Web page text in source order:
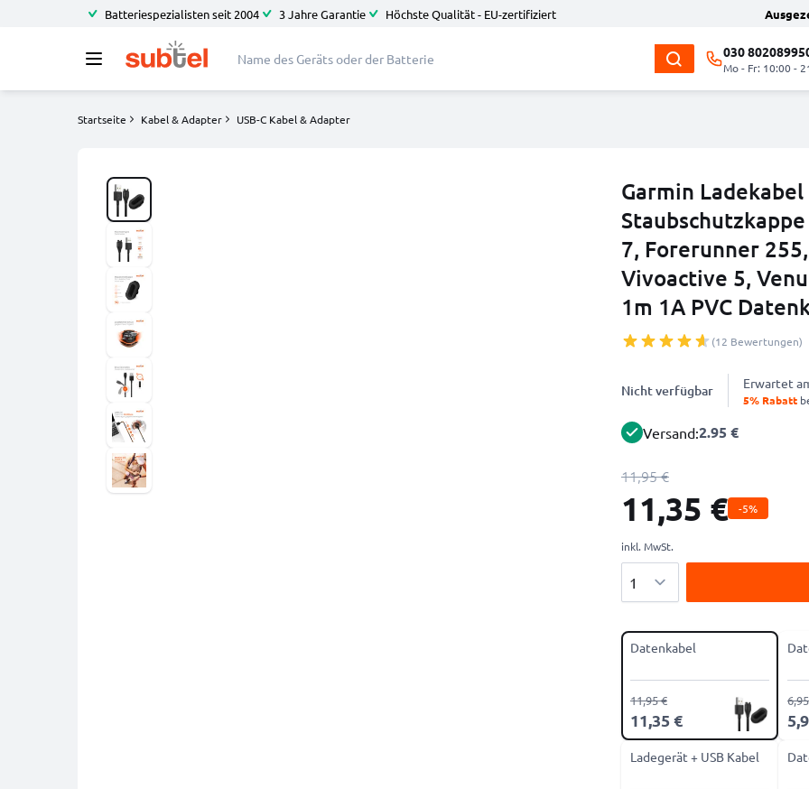
Batteriespezialisten seit 2004 3 Jahre Garantie Höchste Qualität - EU-zertifiziert
030
Mo - Fr: 10:00 -
Startseite Kabel & Adapter USB-C Kabel & Adapter
Garmin
7, Forerunner
Vivoactive 5,
1m 1A PVC
(12 Bewertungen)
Nicht verfügbar Erwartet
5% Rabatt
Versand:2.95 €
11,95 €
11,35 € -5%
inkl. MwSt.
Datenkabel
11,35 €
11,95 €
Ladegerät + USB Kabel